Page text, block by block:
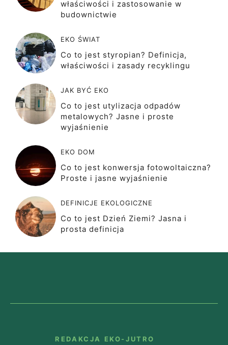
właściwości i zastosowanie w
budownictwie
EKO ŚWIAT
Co to jest styropian? Definicja,
właściwości i zasady recyklingu
JAK BYĆ EKO
Co to jest utylizacja odpadów
metalowych? Jasne i proste
wyjaśnienie
EKO DOM
Co to jest konwersja fotowoltaiczna?
Proste i jasne wyjaśnienie
DEFINICJE EKOLOGICZNE
Co to jest Dzień Ziemi? Jasna i
prosta definicja
REDAKCJA EKO-JUTRO